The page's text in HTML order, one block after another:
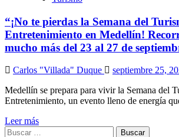
“¡No te pierdas la Semana del
Entretenimiento en Medellín!
mucho más del 23 al 27 de
Carlos "Villada" Duque
septiembre 25,
Medellín se prepara para vivir la Semana del
Entretenimiento, un evento lleno de energía
Leer más
Buscar: